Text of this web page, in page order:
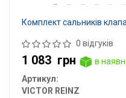
Комплект сальників
0 відгуків
1 083 грн
в
Артикул:
VICTOR REINZ